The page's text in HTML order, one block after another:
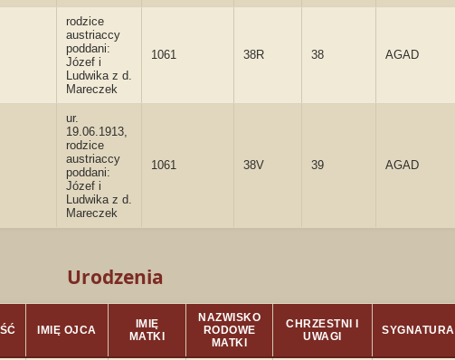
rodzice
austriaccy
poddani:
Józef i
Ludwika z d.
Mareczek
1061 38R 38 AGAD
ur.
19.06.1913,
rodzice
austriaccy
poddani:
Józef i
Ludwika z d.
Mareczek
1061 38V 39 AGAD
Urodzenia
IMIĘ OJCA
IMIĘ
MATKI
NAZWISKO
RODOWE
MATKI
CHRZESTNI I
UWAGI
SYGNATURA